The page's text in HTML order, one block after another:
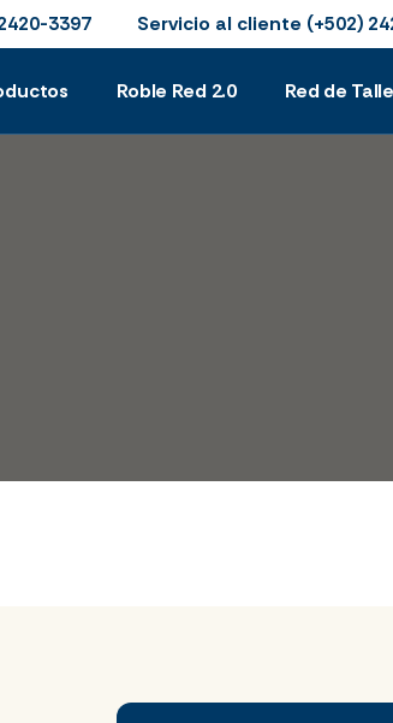
3397 Servicio al cliente (+502)
Roble Red 2.0 Red de